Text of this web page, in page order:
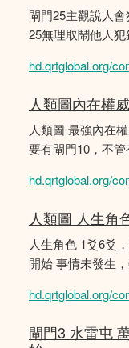
閘門25主觀說人
25無理取鬧他人犯
hd.qrtglobal.org/
人類圖內在權
人類圖 最強內在
要有閘門10，不管
hd.qrtglobal.org/
人類圖 人生角
人生角色 1爻6爻
開始 事情未發生
hd.qrtglobal.org/
閘門3 水雷屯